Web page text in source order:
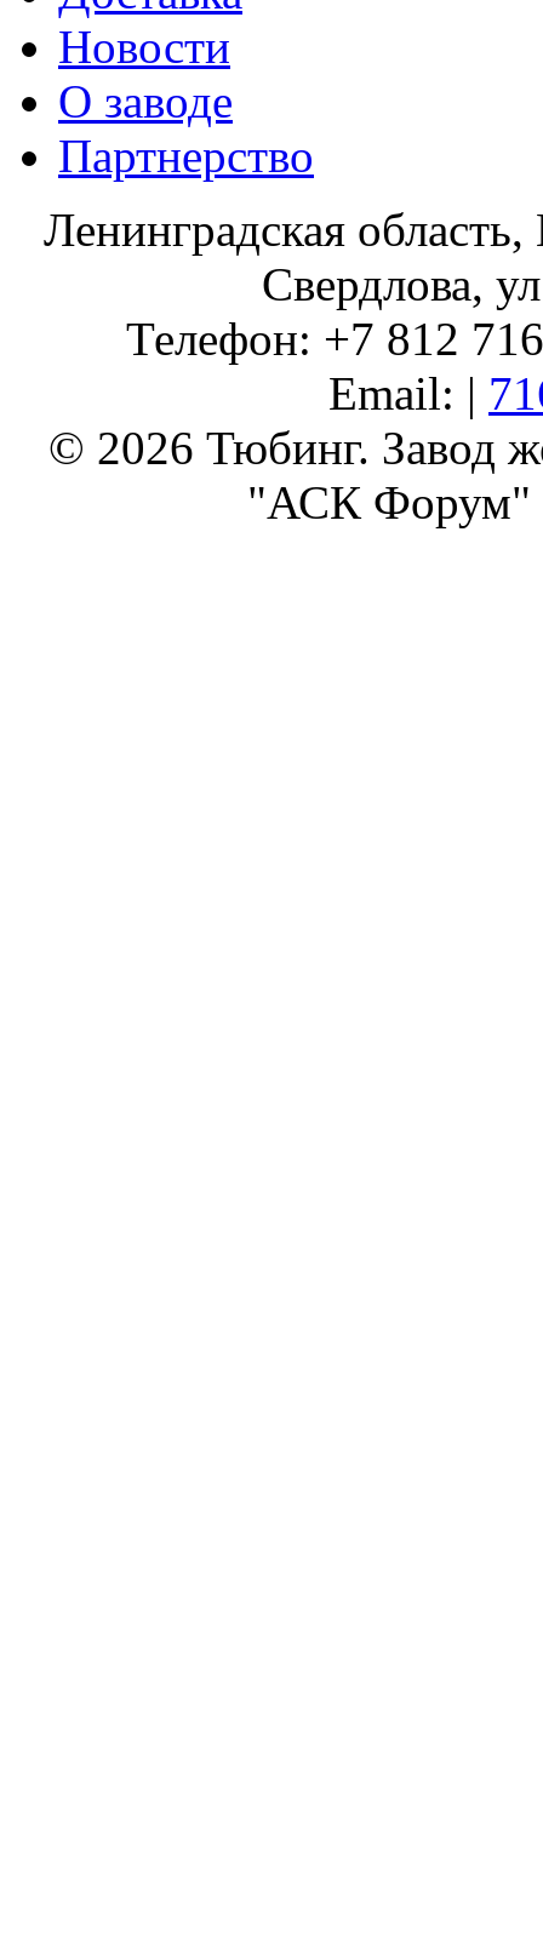
Новости
О заводе
Партнерство
Ленинградская
Свердлова,
Телефон: +7 812
Email: |
© 2026 Тюбинг. Завод
"АСК Форум"